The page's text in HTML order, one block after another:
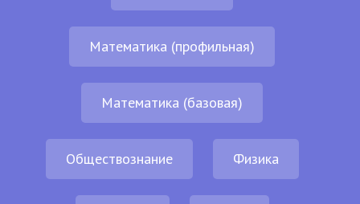
Математика (профильная)
Математика (базовая)
Обществознание Физика